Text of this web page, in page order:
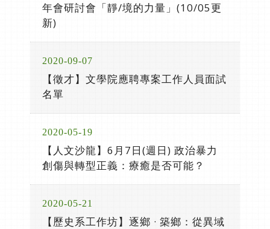
年會研討會「靜/境的力量」(10/05更
新)
2020-09-07
【徵才】文學院應聘專案工作人員面試
名單
2020-05-19
【人文沙龍】6月7日(週日) 政治暴力
創傷與轉型正義：療癒是否可能？
2020-05-21
【歷史系工作坊】逐鄉 · 築鄉：從異域